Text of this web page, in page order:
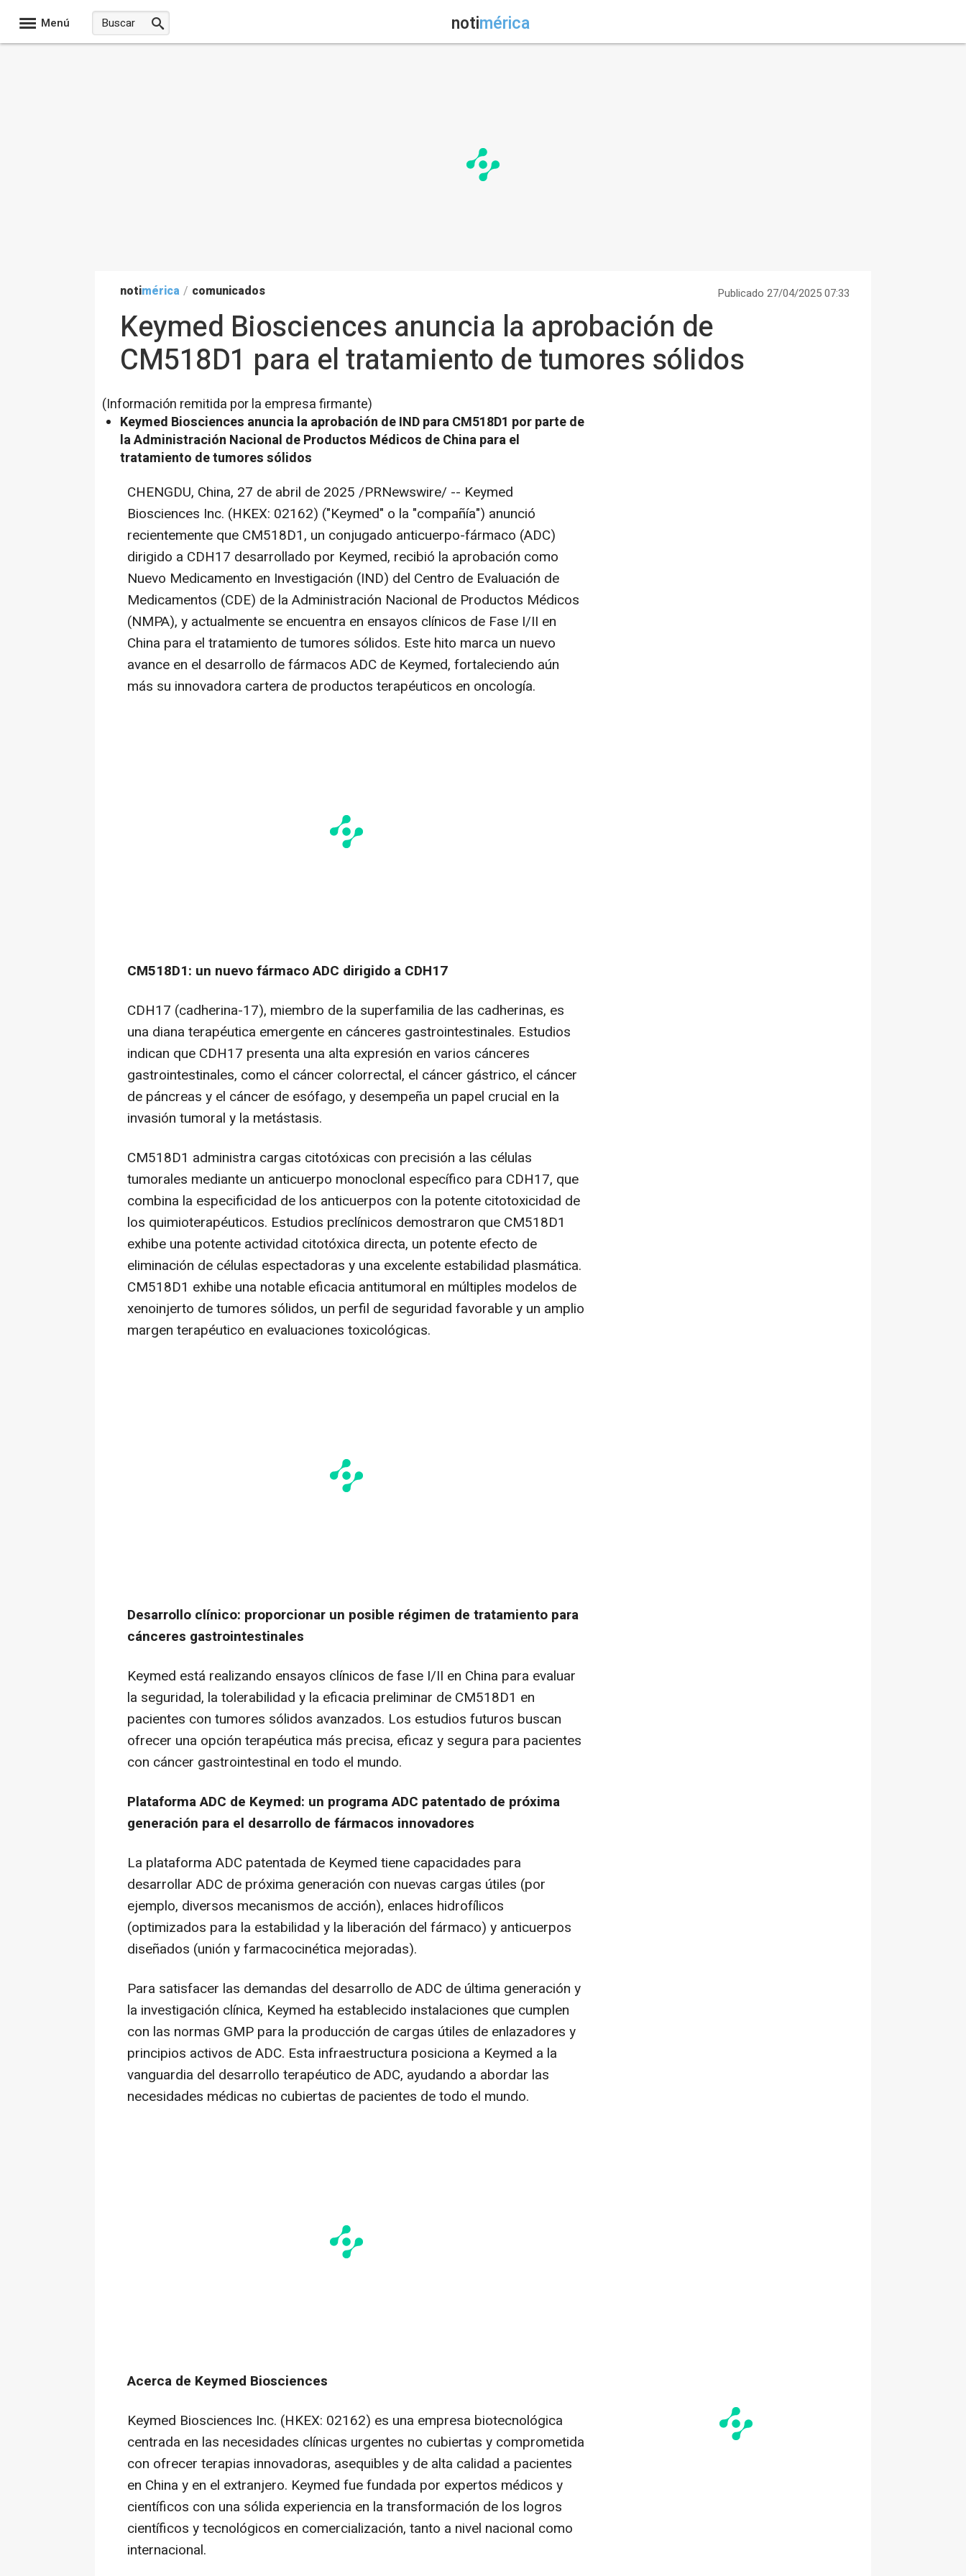
Menú notimérica
notimérica / comunicados Publicado 27/04/2025 07:33
Keymed Biosciences anuncia la aprobación de
CM518D1 para el tratamiento de tumores sólidos
(Información remitida por la empresa firmante)
Keymed Biosciences anuncia la aprobación de IND para CM518D1 por parte de
la Administración Nacional de Productos Médicos deChinapara el
tratamiento de tumores sólidos
CHENGDU, China, 27 de abril de 2025 /PRNewswire/ -- Keymed
Biosciences Inc. (HKEX: 02162) ("Keymed" o la "compañía") anunció
recientemente que CM518D1, un conjugado anticuerpo-fármaco (ADC)
dirigido a CDH17 desarrollado por Keymed, recibió la aprobación como
Nuevo Medicamento en Investigación (IND) del Centro de Evaluación de
Medicamentos (CDE) de la Administración Nacional de Productos Médicos
(NMPA), y actualmente se encuentra en ensayos clínicos de Fase I/II en
China para el tratamiento de tumores sólidos. Este hito marca un nuevo
avance en el desarrollo de fármacos ADC de Keymed, fortaleciendo aún
más su innovadora cartera de productos terapéuticos en oncología.
CM518D1: un nuevo fármaco ADC dirigido a CDH17
CDH17 (cadherina-17), miembro de la superfamilia de las cadherinas, es
una diana terapéutica emergente en cánceres gastrointestinales. Estudios
indican que CDH17 presenta una alta expresión en varios cánceres
gastrointestinales, como el cáncer colorrectal, el cáncer gástrico, el cáncer
de páncreas y el cáncer de esófago, y desempeña un papel crucial en la
invasión tumoral y la metástasis.
CM518D1 administra cargas citotóxicas con precisión a las células
tumorales mediante un anticuerpo monoclonal específico para CDH17, que
combina la especificidad de los anticuerpos con la potente citotoxicidad de
los quimioterapéuticos. Estudios preclínicos demostraron que CM518D1
exhibe una potente actividad citotóxica directa, un potente efecto de
eliminación de células espectadoras y una excelente estabilidad plasmática.
CM518D1 exhibe una notable eficacia antitumoral en múltiples modelos de
xenoinjerto de tumores sólidos, un perfil de seguridad favorable y un amplio
margen terapéutico en evaluaciones toxicológicas.
Desarrollo clínico: proporcionar un posible régimen de tratamiento para
cánceres gastrointestinales
Keymed está realizando ensayos clínicos de fase I/II en China para evaluar
la seguridad, la tolerabilidad y la eficacia preliminar de CM518D1 en
pacientes con tumores sólidos avanzados. Los estudios futuros buscan
ofrecer una opción terapéutica más precisa, eficaz y segura para pacientes
con cáncer gastrointestinal en todo el mundo.
Plataforma ADC de Keymed: un programa ADC patentado de próxima
generación para el desarrollo de fármacos innovadores
La plataforma ADC patentada de Keymed tiene capacidades para
desarrollar ADC de próxima generación con nuevas cargas útiles (por
ejemplo, diversos mecanismos de acción), enlaces hidrofílicos
(optimizados para la estabilidad y la liberación del fármaco) y anticuerpos
diseñados (unión y farmacocinética mejoradas).
Para satisfacer las demandas del desarrollo deADC de última generación y
la investigación clínica, Keymed ha establecido instalaciones que cumplen
con las normas GMP para la producción de cargas útiles de enlazadores y
principios activos de ADC. Esta infraestructura posiciona a Keymed a la
vanguardia del desarrollo terapéutico de ADC, ayudando a abordar las
necesidades médicas no cubiertas de pacientes de todo el mundo.
Acerca de Keymed Biosciences
Keymed Biosciences Inc. (HKEX: 02162) es una empresa biotecnológica
centrada en las necesidades clínicas urgentes no cubiertas y comprometida
con ofrecer terapias innovadoras, asequibles y de alta calidad a pacientes
en China y en el extranjero. Keymed fue fundada por expertos médicos y
científicos con una sólida experiencia en la transformación de los logros
científicos y tecnológicos en comercialización, tanto a nivel nacional como
internacional.